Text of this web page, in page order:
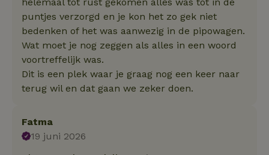
puntjes verzorgd en je kon het zo gek niet
bedenken of het was aanwezig in de pipowagen.
Wat moet je nog zeggen als alles in een woord
voortreffelijk was.
Dit is een plek waar je graag nog een keer naar
terug wil en dat gaan we zeker doen.
Fatma
19 juni 2026